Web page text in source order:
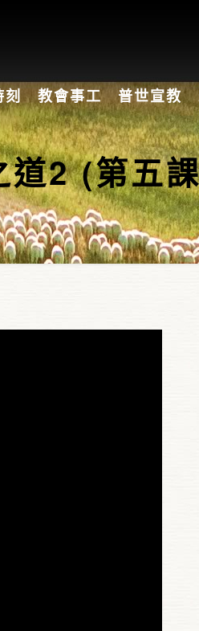
刻 教會事工 普世宣教
2 (第五